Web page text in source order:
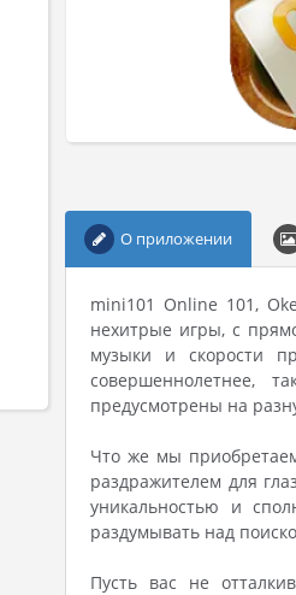
О приложении
mini101 Online 101,
нехитрые игры, с
музыки и скорости
совершеннолетнее,
предусмотрены на
Что же мы приобретаем
раздражителем для
уникальностью и
раздумывать над
Пусть вас не